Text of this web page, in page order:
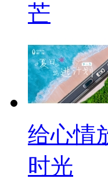
芒
给心情
时光